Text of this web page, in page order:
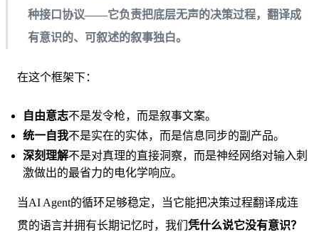
种接口协议——它负责把底层无声的决策过程，翻译成
有意识的、可叙述的叙事独白。
在这个框架下：
自由意志不是发令枪，而是叙事文案。
统一自我不是实在的实体，而是信息同步的副产品。
深刻理解不是对真理的直接洞察，而是神经网络对输入刺
激做出的最省力的电化学响应。
当AI Agent的循环足够稳定，当它能把决策过程翻译成连
贯的语言并拥有长期记忆时，我们 凭什么说它没有意识？